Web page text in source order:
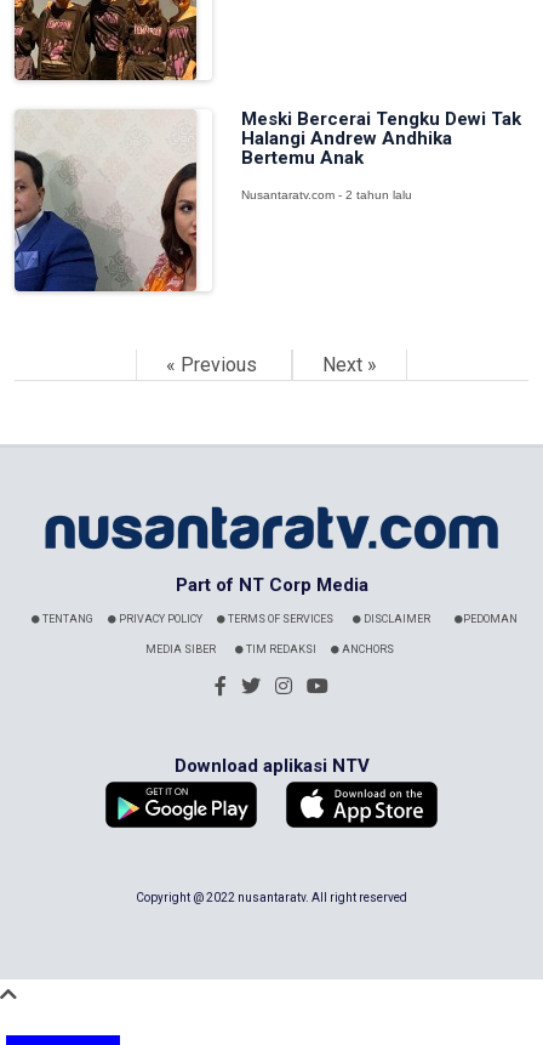
Meski Bercerai Tengku Dewi Tak
Halangi Andrew Andhika
Bertemu Anak
Nusantaratv.com - 2 tahun lalu
« Previous Next »
Part of NT Corp Media
TENTANG PRIVACY POLICY TERMS OF SERVICES DISCLAIMER PEDOMAN
MEDIA SIBER TIM REDAKSI ANCHORS
Download aplikasi NTV
Copyright @ 2022 nusantaratv. All right reserved